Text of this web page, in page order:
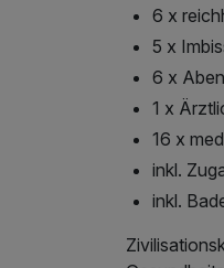
6 x
5 x
6 x
1 x
16 x
inkl.
inkl.